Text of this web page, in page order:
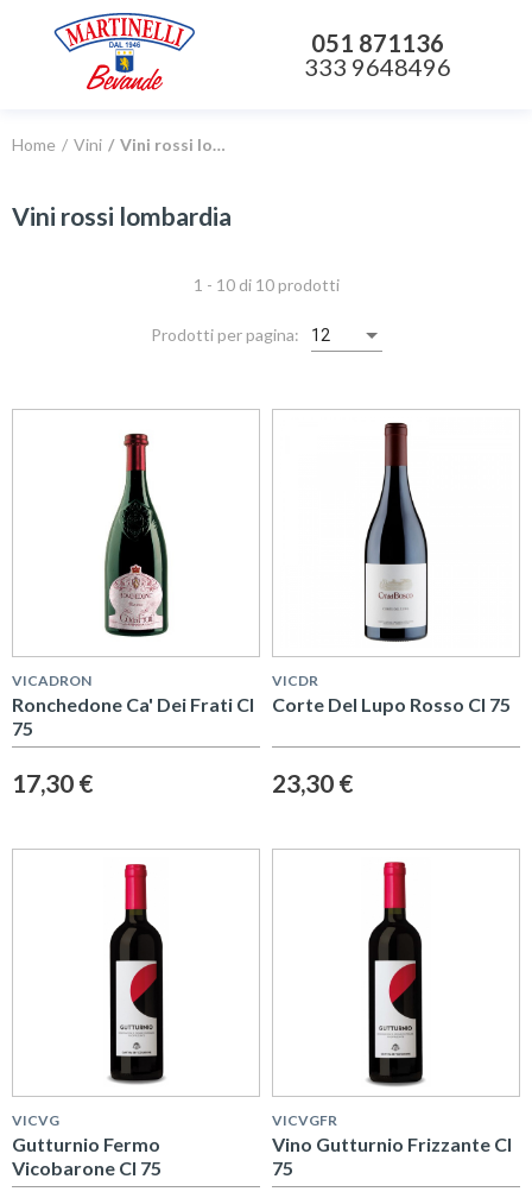
051 871136
333 9648496
Home Vini Vini rossi lombardia
Vini rossi lombardia
1 - 10 di 10 prodotti
Prodotti per pagina: 12
VICADRON
Ronchedone Ca' Dei Frati Cl
75
17,30 €
VICDR
Corte Del Lupo Rosso Cl 75
23,30 €
VICVG
Gutturnio Fermo
Vicobarone Cl 75
VICVGFR
Vino Gutturnio Frizzante Cl
75